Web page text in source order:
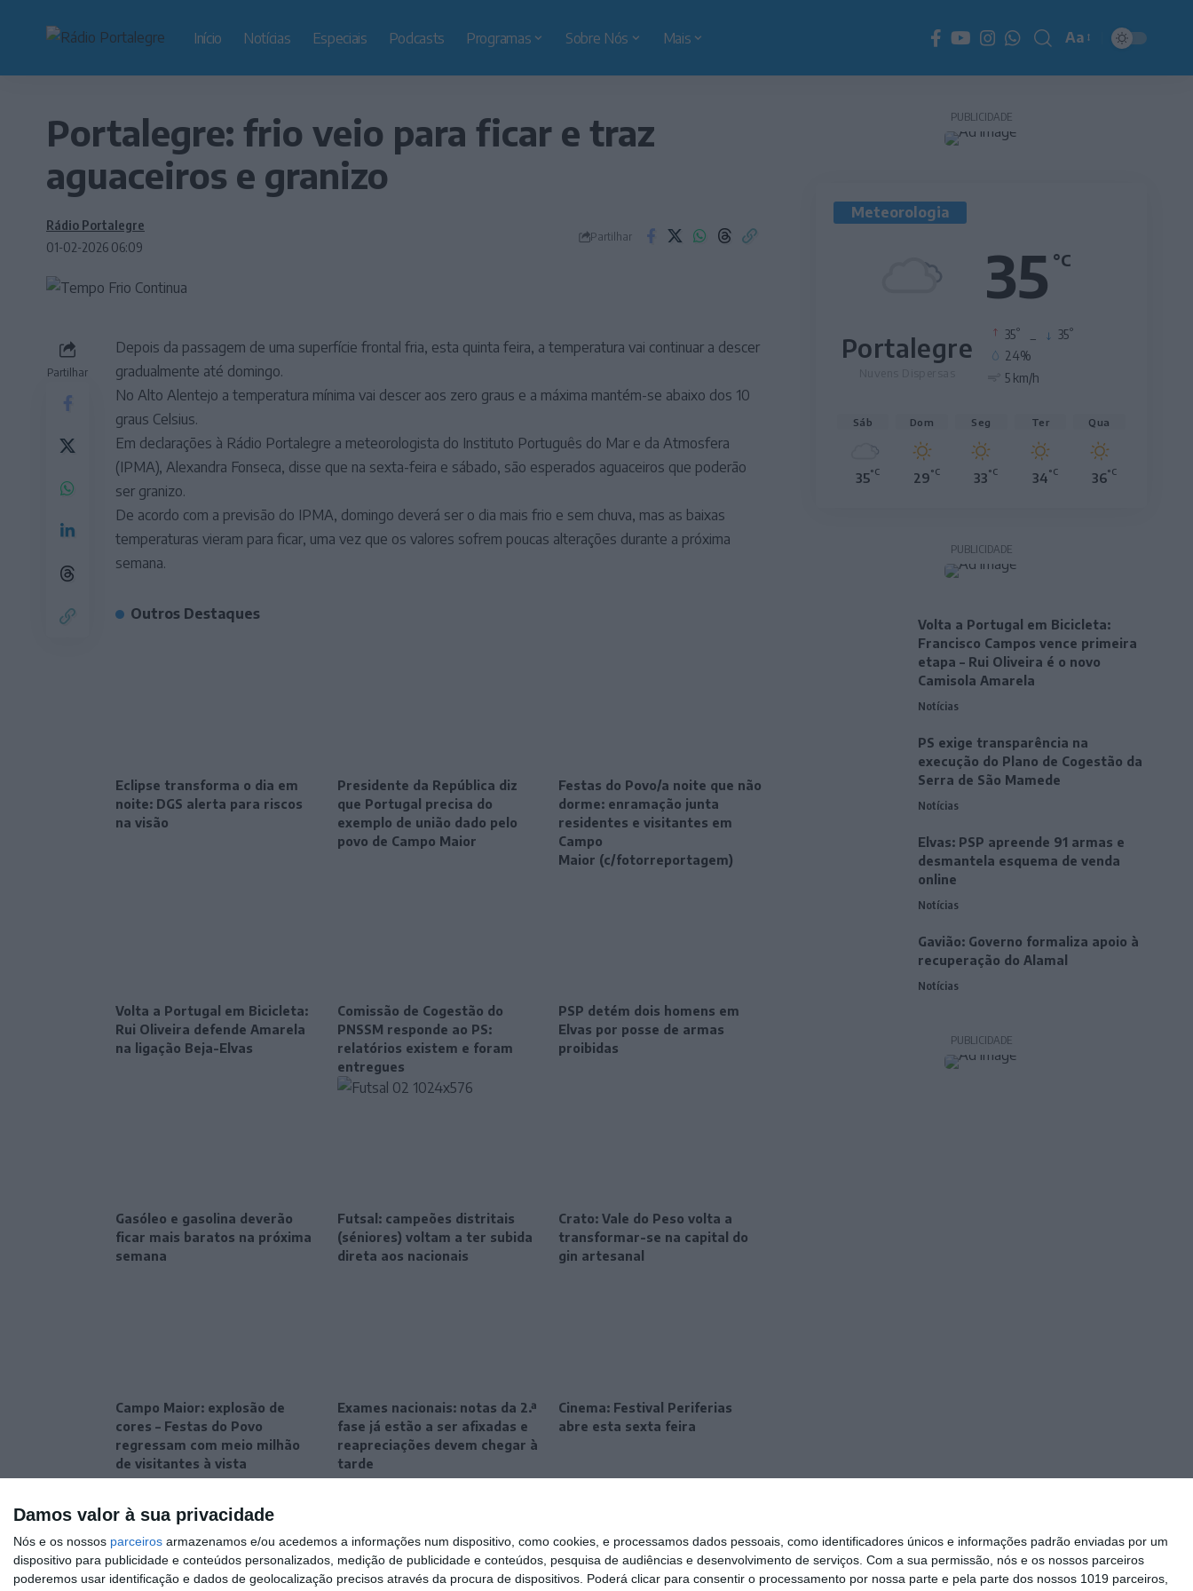
Damos valor à sua privacidade
Nós e os nossos parceiros armazenamos e/ou acedemos a informações num dispositivo, como cookies, e processamos dados pessoais, como identificadores únicos e informações padrão enviadas por um
dispositivo para publicidade e conteúdos personalizados, medição de publicidade e conteúdos, pesquisa de audiências e desenvolvimento de serviços. Com a sua permissão, nós e os nossos parceiros
poderemos usar identificação e dados de geolocalização precisos através da procura de dispositivos. Poderá clicar para consentir o processamento por nossa parte e pela parte dos nossos 1019 parceiros,
Início Notícias Especiais Podcasts Programas Sobre Nós Mais
Redimensionador
de
Aa
Portalegre: frio veio para ficar e traz
aguaceiros e granizo
01-02-2026 06:09
Rádio Portalegre
Partilhar
Partilhar
Depois da passagem de uma superfície frontal fria, esta quinta feira, a temperatura vai continuar a descer
gradualmente até domingo.
No Alto Alentejo a temperatura mínima vai descer aos zero graus e a máxima mantém-se abaixo dos 10
graus Celsius.
Em declarações à Rádio Portalegre a meteorologista do Instituto Português do Mar e da Atmosfera
(IPMA), Alexandra Fonseca, disse que na sexta-feira e sábado, são esperados aguaceiros que poderão
ser granizo.
De acordo com a previsão do IPMA, domingo deverá ser o dia mais frio e sem chuva, mas as baixas
temperaturas vieram para ficar, uma vez que os valores sofrem poucas alterações durante a próxima
semana.
Outros Destaques
Eclipse transforma o dia em
noite: DGS alerta para riscos
na visão
Presidente da República diz
que Portugal precisa do
exemplo de união dado pelo
povo de Campo Maior
Festas do Povo/a noite que não
dorme: enramação junta
residentes e visitantes em
Campo
Maior (c/fotorreportagem)
Volta a Portugal em Bicicleta:
Rui Oliveira defende Amarela
na ligação Beja-Elvas
Comissão de Cogestão do
PNSSM responde ao PS:
relatórios existem e foram
entregues
PSP detém dois homens em
Elvas por posse de armas
proibidas
Gasóleo e gasolina deverão
ficar mais baratos na próxima
semana
Futsal: campeões distritais
(séniores) voltam a ter subida
direta aos nacionais
Crato: Vale do Peso volta a
transformar-se na capital do
gin artesanal
Campo Maior: explosão de
cores – Festas do Povo
regressam com meio milhão
de visitantes à vista
Exames nacionais: notas da 2.ª
fase já estão a ser afixadas e
reapreciações devem chegar à
tarde
Cinema: Festival Periferias
abre esta sexta feira
PUBLICIDADE
Meteorologia
35 °C
Portalegre 35° 35°
24%
5 km/h
Sáb
35°C
Dom
29°C
Seg
33°C
Ter
34°C
Qua
36°C
PUBLICIDADE
Volta a Portugal em Bicicleta:
Francisco Campos vence primeira
etapa – Rui Oliveira é o novo
Camisola Amarela
Notícias
PS exige transparência na
execução do Plano de Cogestão da
Serra de São Mamede
Notícias
Elvas: PSP apreende 91 armas e
desmantela esquema de venda
online
Notícias
Gavião: Governo formaliza apoio à
recuperação do Alamal
Notícias
PUBLICIDADE